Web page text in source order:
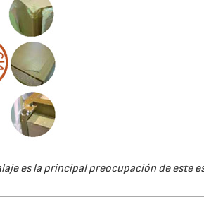
es la principal preocupación de este